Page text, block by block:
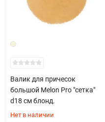
Валик для причесок
большой Melon Pro "сетка"
d18 см блонд.
Нет в наличии